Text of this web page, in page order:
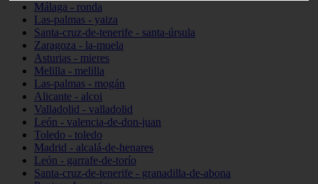
Málaga - ronda
Las-palmas - yaiza
Santa-cruz-de-tenerife - santa-úrsula
Zaragoza - la-muela
Asturias - mieres
Melilla - melilla
Las-palmas - mogán
Alicante - alcoi
Valladolid - valladolid
León - valencia-de-don-juan
Toledo - toledo
Madrid - alcalá-de-henares
León - garrafe-de-torío
Santa-cruz-de-tenerife - granadilla-de-abona